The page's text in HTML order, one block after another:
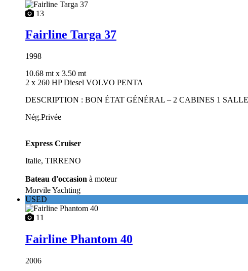
13
Fairline Targa 37
1998
10.68 mt x 3.50 mt
2 x 260 HP Diesel VOLVO PENTA
DESCRIPTION : BON ÉTAT GÉNÉRAL – 2 CABINES 1
Nég.Privée
Express Cruiser
Italie, TIRRENO
Bateau d'occasion à moteur
Morvile Yachting
USED
11
Fairline Phantom 40
2006